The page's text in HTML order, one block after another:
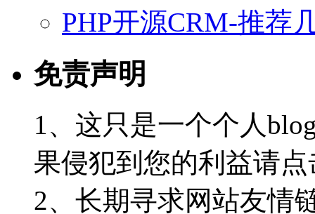
PHP开源CRM-推荐
免责声明
1、这只是一个个人
果侵犯到您的利益请
2、长期寻求网站友情